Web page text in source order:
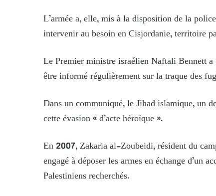
L’armée a, elle, mis à la disposition de la
intervenir au besoin en Cisjordanie, territoire
Le Premier ministre israélien Naftali Bennett
être informé régulièrement sur la traque des
Dans un communiqué, le Jihad islamique, un
cette évasion « d’acte héroïque ».
En 2007, Zakaria al-Zoubeidi, résident du
engagé à déposer les armes en échange d’un
Palestiniens recherchés.